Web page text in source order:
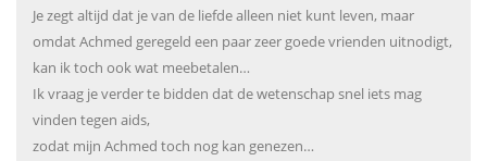
Je zegt altijd dat je van de liefde alleen niet kunt leven, maar
omdat Achmed geregeld een paar zeer goede vrienden uitnodigt,
kan ik toch ook wat meebetalen…
Ik vraag je verder te bidden dat de wetenschap snel iets mag
vinden tegen aids,
zodat mijn Achmed toch nog kan genezen…